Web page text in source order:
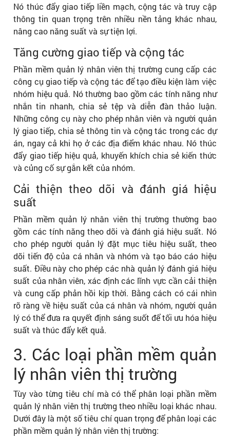
Nó thúc đẩy giao tiếp liền mạch, cộng tác và truy cập
thông tin quan trọng trên nhiều nền tảng khác nhau,
nâng cao năng suất và sự tiện lợi.
Tăng cường giao tiếp và cộng tác
Phần mềm quản lý nhân viên thị trường cung cấp các
công cụ giao tiếp và cộng tác để tạo điều kiện làm việc
nhóm hiệu quả. Nó thường bao gồm các tính năng như
nhắn tin nhanh, chia sẻ tệp và diễn đàn thảo luận.
Những công cụ này cho phép nhân viên và người quản
lý giao tiếp, chia sẻ thông tin và cộng tác trong các dự
án, ngay cả khi họ ở các địa điểm khác nhau. Nó thúc
đẩy giao tiếp hiệu quả, khuyến khích chia sẻ kiến ​​thức
và củng cố sự gắn kết của nhóm.
Cải thiện theo dõi và đánh giá hiệu
suất
Phần mềm quản lý nhân viên thị trường thường bao
gồm các tính năng theo dõi và đánh giá hiệu suất. Nó
cho phép người quản lý đặt mục tiêu hiệu suất, theo
dõi tiến độ của cá nhân và nhóm và tạo báo cáo hiệu
suất. Điều này cho phép các nhà quản lý đánh giá hiệu
suất của nhân viên, xác định các lĩnh vực cần cải thiện
và cung cấp phản hồi kịp thời. Bằng cách có cái nhìn
rõ ràng về hiệu suất của cá nhân và nhóm, người quản
lý có thể đưa ra quyết định sáng suốt để tối ưu hóa hiệu
suất và thúc đẩy kết quả.
3. Các loại phần mềm quản
lý nhân viên thị trường
Tùy vào từng tiêu chí mà có thể phân loại phần mềm
quản lý nhân viên thị trường theo nhiều loại khác nhau.
Dưới đây là một số tiêu chí quan trọng để phân loại các
phần mềm quản lý nhân viên thị trường: